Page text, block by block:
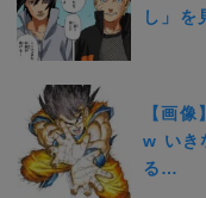
し」
【画
w いき
る…